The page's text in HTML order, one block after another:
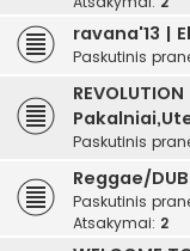
ravana'13 |
Paskutinis
Paskutinis
Reggae/
Paskutinis
Atsakymai: 2